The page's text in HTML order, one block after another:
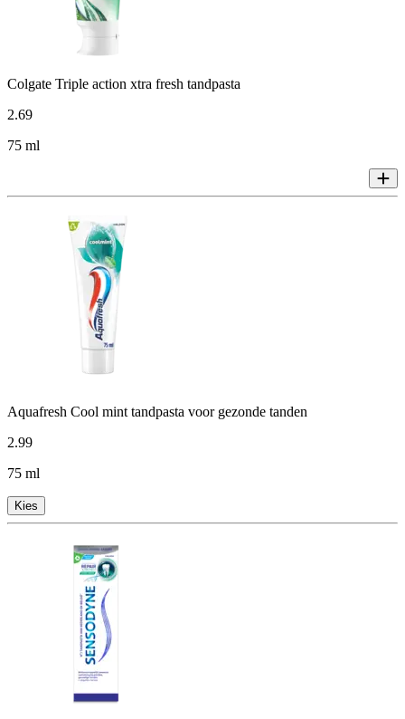
Colgate Triple action xtra fresh tandpasta
2.69
75 ml
Aquafresh Cool mint tandpasta voor gezonde tanden
2.99
75 ml
Kies